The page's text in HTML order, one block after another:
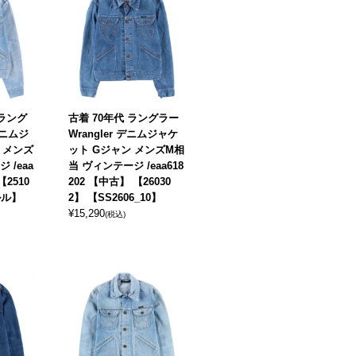
ング
ムジ
ンズ
/eaa
2510
】
古着 70年代 ラングラー
Wrangler デニムジャケ
ット Gジャン メンズM相
当 ヴィンテージ /eaa618
202 【中古】 【26030
2】 【SS2606_10】
¥15,290(税込)